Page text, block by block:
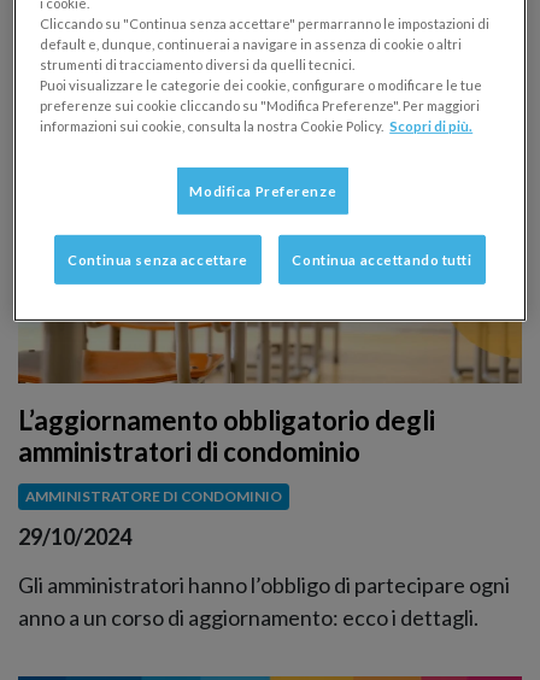
gestione di pagamenti, clienti e prodotti: scopri la sua
testimonianza.
L’aggiornamento obbligatorio degli
amministratori di condominio
AMMINISTRATORE DI CONDOMINIO
29/10/2024
Gli amministratori hanno l’obbligo di partecipare ogni
anno a un corso di aggiornamento: ecco i dettagli.
i cookie.
Cliccando su "Continua senza accettare" permarranno le impostazioni di
default e, dunque, continuerai a navigare in assenza di cookie o altri
strumenti di tracciamento diversi da quelli tecnici.
Puoi visualizzare le categorie dei cookie, configurare o modificare le tue
preferenze sui cookie cliccando su "Modifica Preferenze". Per maggiori
informazioni sui cookie, consulta la nostra Cookie Policy. Scopri di più.
Modifica Preferenze
Continua senza accettare Continua accettando tutti